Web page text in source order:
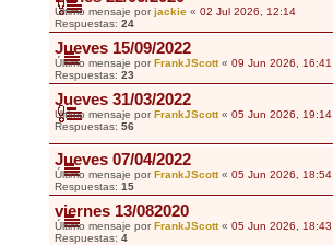
Último mensaje porjackie « 02 Jul 2026, 12:14
Respuestas: 24
Jueves 15/09/2022
Último mensaje porFrankJScott« 09 Jun 2026, 16:41
Respuestas: 23
Jueves 31/03/2022
Último mensaje porFrankJScott« 05 Jun 2026, 19:14
Respuestas: 56
Jueves 07/04/2022
Último mensaje porFrankJScott« 05 Jun 2026, 18:54
Respuestas: 15
viernes 13/082020
Último mensaje porFrankJScott« 05 Jun 2026, 18:43
Respuestas: 4